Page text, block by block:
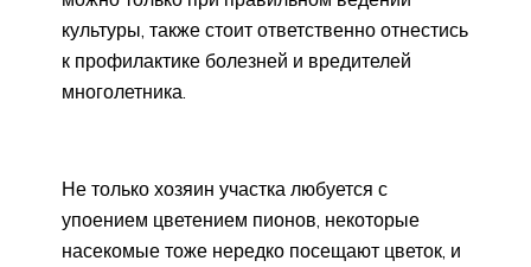
культуры, также стоит ответственно отнестись
к профилактике болезней и вредителей
многолетника.
Не только хозяин участка любуется с
упоением цветением пионов, некоторые
насекомые тоже нередко посещают цветок, и